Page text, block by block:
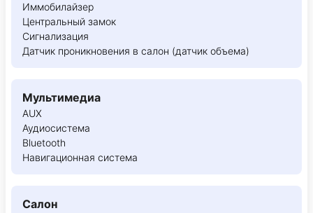
Иммобилайзер
Центральный замок
Сигнализация
Датчик проникновения в салон (датчик объема)
Мультимедиа
AUX
Аудиосистема
Bluetooth
Навигационная система
Салон